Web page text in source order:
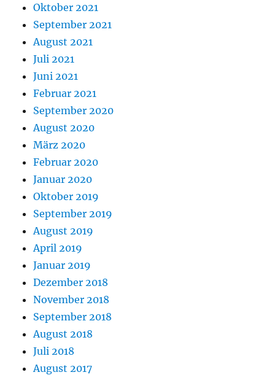
Oktober 2021
September 2021
August 2021
Juli 2021
Juni 2021
Februar 2021
September 2020
August 2020
März 2020
Februar 2020
Januar 2020
Oktober 2019
September 2019
August 2019
April 2019
Januar 2019
Dezember 2018
November 2018
September 2018
August 2018
Juli 2018
August 2017